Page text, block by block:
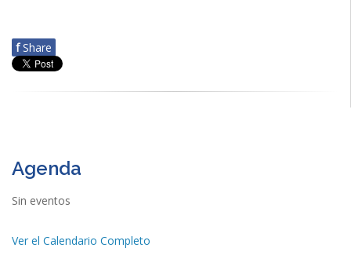
f Share
Agenda
Sin eventos
Ver el Calendario Completo